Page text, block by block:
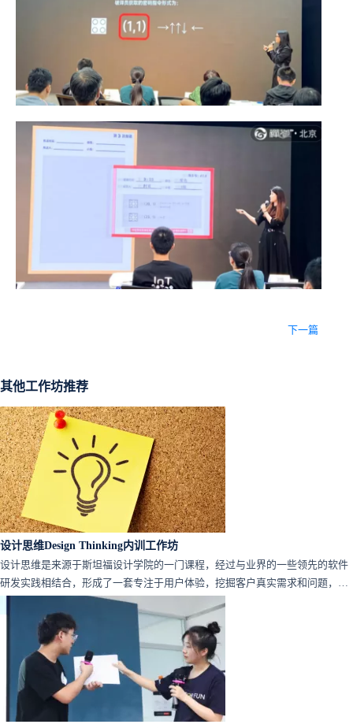
下一篇
其他工作坊推荐
设计思维Design Thinking内训工作坊
设计思维是来源于斯坦福设计学院的一门课程，经过与业界的一些领先的软件
研发实践相结合，形成了一套专注于用户体验，挖掘客户真实需求和问题，并
创造性的提出多种解决方案，并通过团队集体决策，选择最优方案的系统方